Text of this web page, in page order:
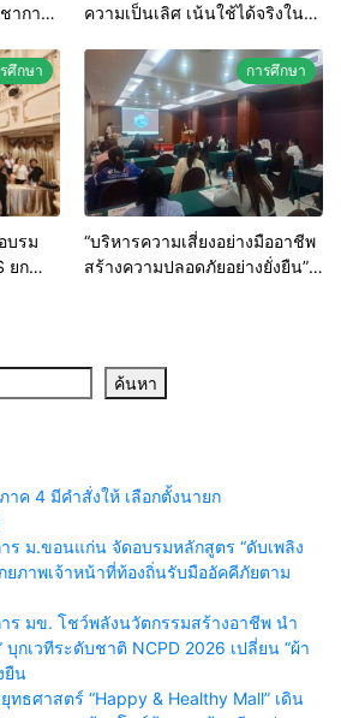
าการ
บงาน
ความเป็นเลิศ เน้นใช้ได้จริงใน
ศึกษา
บรม
ยก
การศึกษา
“บริหารความเสี่ยงอย่างมืออาชีพ
สร้างความปลอดภัยอย่างยั่งยืน”
SDGs
ค้นหา
ค 4 มีคำสั่งให้ เลือกตั้งนายก
ร ม.ขอนแก่น จัดอบรมหลักสูตร “ดับเพลิง
ภาพเจ้าหน้าที่ท้องถิ่นรับมืออัคคีภัยตาม
ร มข. โชว์พลังนวัตกรรมสร้างอาชีพ นำ
กเวทีระดับชาติ NCPD 2026 เปลี่ยน “ผ้า
ยืน
ทธศาสตร์ “Happy & Healthy Mall” เดิน